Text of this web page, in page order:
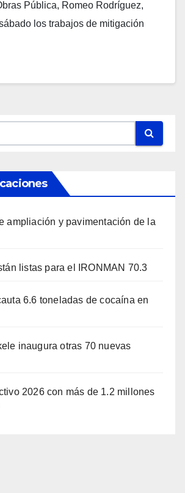
Pública, Romeo Rodríguez,
los trabajos de mitigación
ampliación y pavimentación de la
listas para el IRONMAN 70.3
6.6 toneladas de cocaína en
inaugura otras 70 nuevas
2026 con más de 1.2 millones